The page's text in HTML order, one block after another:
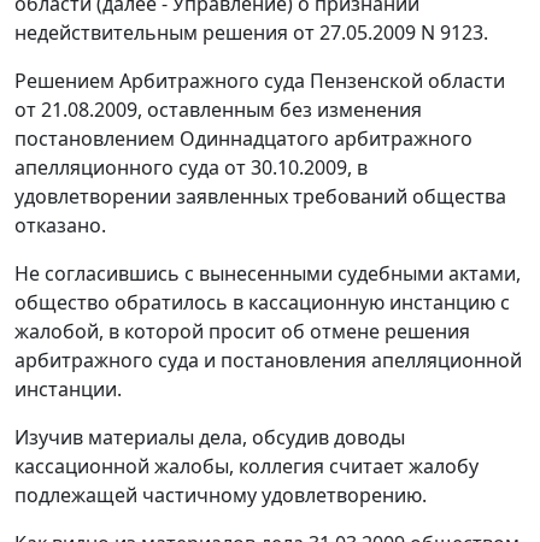
недействительным решения от 27.05.2009 N 9123.
Решением Арбитражного суда Пензенской области
от 21.08.2009, оставленным без изменения
постановлением Одиннадцатого арбитражного
апелляционного суда от 30.10.2009, в
удовлетворении заявленных требований общества
отказано.
Не согласившись с вынесенными судебными актами,
общество обратилось в кассационную инстанцию с
жалобой, в которой просит об отмене решения
арбитражного суда и постановления апелляционной
инстанции.
Изучив материалы дела, обсудив доводы
кассационной жалобы, коллегия считает жалобу
подлежащей частичному удовлетворению.